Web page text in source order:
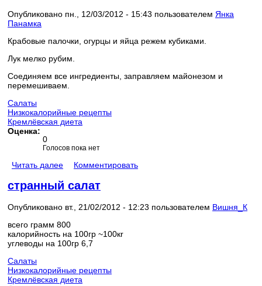
Опубликовано пн., 12/03/2012 - 15:43 пользователем Янка
Панамка
Крабовые палочки, огурцы и яйца режем кубиками.
Лук мелко рубим.
Соединяем все ингредиенты, заправляем майонезом и
перемешиваем.
Салаты
Низкокалорийные рецепты
Кремлёвская диета
Оценка:
0
Голосов пока нет
Читать далее Комментировать
странный салат
Опубликовано вт., 21/02/2012 - 12:23 пользователем Вишня_К
всего грамм 800
калорийность на 100гр ~100кr
углеводы на 100гр 6,7
Салаты
Низкокалорийные рецепты
Кремлёвская диета